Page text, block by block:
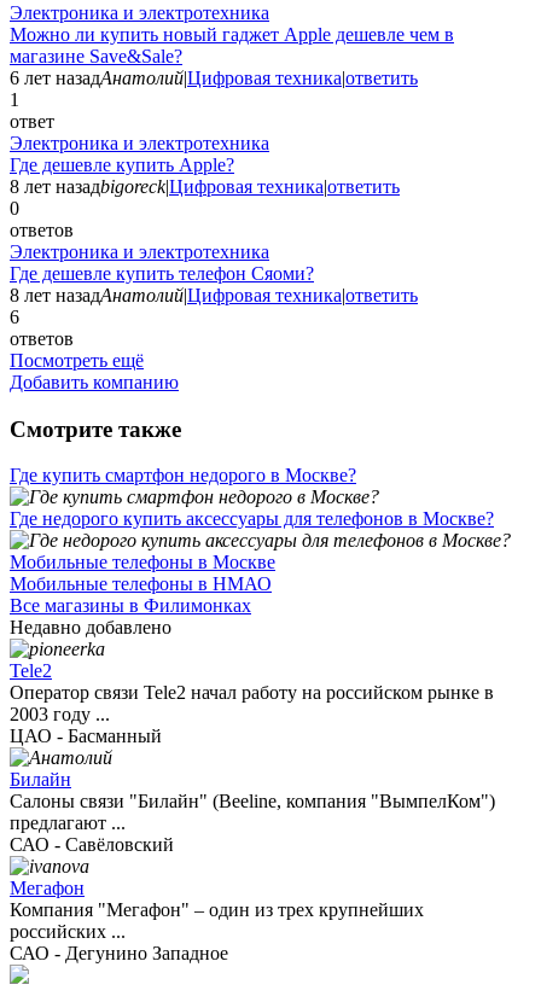
Электроника и электротехника
Можно ли купить новый гаджет Apple дешевле чем в
магазине Save&Sale?
6 лет назадАнатолий|Цифровая техника|ответить
1
ответ
Электроника и электротехника
Где дешевле купить Apple?
8 лет назадbigoreck|Цифровая техника|ответить
0
ответов
Электроника и электротехника
Где дешевле купить телефон Сяоми?
8 лет назадАнатолий|Цифровая техника|ответить
6
ответов
Посмотреть ещё
Добавить компанию
Смотрите также
Где купить смартфон недорого в Москве?
Где недорого купить аксессуары для телефонов в Москве?
Мобильные телефоны в Москве
Мобильные телефоны в НМАО
Все магазины в Филимонках
Недавно добавлено
Tele2
Оператор связи Tele2 начал работу на российском рынке в
2003 году ...
ЦАО - Басманный
Билайн
Салоны связи "Билайн" (Beeline, компания "ВымпелКом")
предлагают ...
САО - Савёловский
Мегафон
Компания "Мегафон" – один из трех крупнейших
российских ...
САО - Дегунино Западное